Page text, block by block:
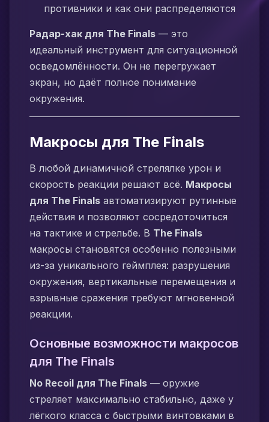
противники и как они распределяются
Радар-хак для The Finals — это
идеальный инструмент для ситуационной
осведомлённости. Он не перегружает
экран, но даёт полное понимание
окружения.
Макросы для The Finals
В любой динамичной стрелялке урон и
скорость реакции решают всё. Макросы
для The Finals автоматизируют рутинные
действия и позволяют сосредоточиться
на тактике и стрельбе. В The Finals
макросы становятся особенно полезными
из-за уникального геймплея: разрушения
окружения, вертикальные перемещения и
взрывные сражения требуют мгновенной
реакции.
Основные возможности макросов
для The Finals
No Recoil для The Finals — оружие
стреляет максимально стабильно, даже у
лёгкого класса с быстрыми винтовками в